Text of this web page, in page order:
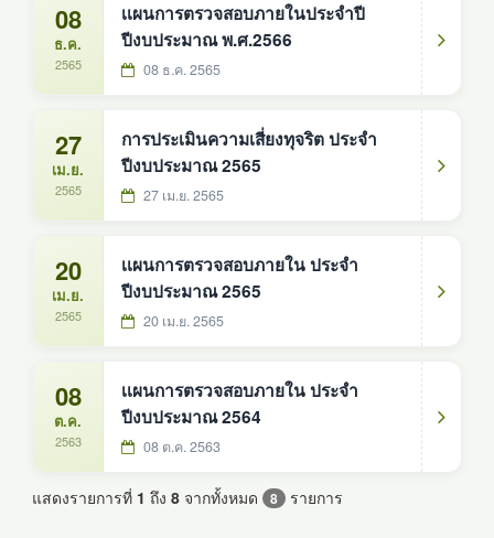
08
ธ.ค.
2565
เเผนการตรวจสอบภายในประจำปี
ปีงบประมาณ พ.ศ.2566
08 ธ.ค. 2565
27
เม.ย.
2565
การประเมินความเสี่ยงทุจริต ประจำ
ปีงบประมาณ 2565
27 เม.ย. 2565
20
เม.ย.
2565
เเผนการตรวจสอบภายใน ประจำ
ปีงบประมาณ 2565
20 เม.ย. 2565
08
ต.ค.
2563
เเผนการตรวจสอบภายใน ประจำ
ปีงบประมาณ 2564
08 ต.ค. 2563
แสดงรายการที่ 1 ถึง 8 จากทั้งหมด 8 รายการ